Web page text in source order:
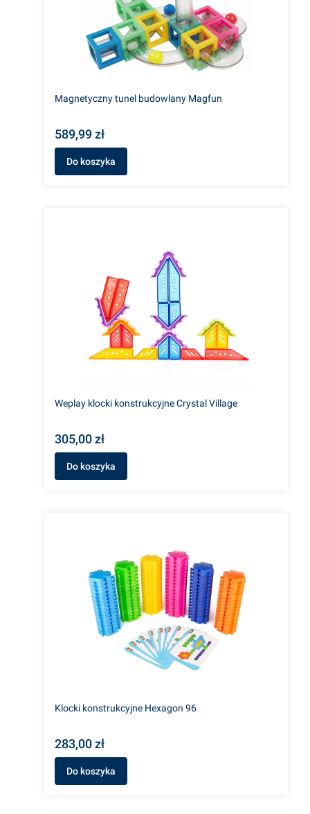
Magnetyczny tunel budowlany Magfun
589,99 zł
Do koszyka
Weplay klocki konstrukcyjne Crystal Village
305,00 zł
Do koszyka
Klocki konstrukcyjne Hexagon 96
283,00 zł
Do koszyka